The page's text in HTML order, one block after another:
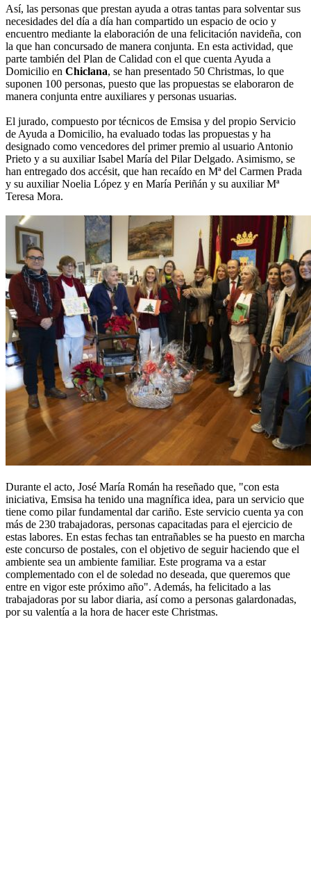
Así, las personas que prestan ayuda a otras tantas para solventar sus
necesidades del día a día han compartido un espacio de ocio y
encuentro mediante la elaboración de una felicitación navideña, con
la que han concursado de manera conjunta. En esta actividad, que
parte también del Plan de Calidad con el que cuenta Ayuda a
Domicilio en Chiclana, se han presentado 50 Christmas, lo que
suponen 100 personas, puesto que las propuestas se elaboraron de
manera conjunta entre auxiliares y personas usuarias.
El jurado, compuesto por técnicos de Emsisa y del propio Servicio
de Ayuda a Domicilio, ha evaluado todas las propuestas y ha
designado como vencedores del primer premio al usuario Antonio
Prieto y a su auxiliar Isabel María del Pilar Delgado. Asimismo, se
han entregado dos accésit, que han recaído en Mª del Carmen Prada
y su auxiliar Noelia López y en María Periñán y su auxiliar Mª
Teresa Mora.
Durante el acto, José María Román ha reseñado que, "con esta
iniciativa, Emsisa ha tenido una magnífica idea, para un servicio que
tiene como pilar fundamental dar cariño. Este servicio cuenta ya con
más de 230 trabajadoras, personas capacitadas para el ejercicio de
estas labores. En estas fechas tan entrañables se ha puesto en marcha
este concurso de postales, con el objetivo de seguir haciendo que el
ambiente sea un ambiente familiar. Este programa va a estar
complementado con el de soledad no deseada, que queremos que
entre en vigor este próximo año". Además, ha felicitado a las
trabajadoras por su labor diaria, así como a personas galardonadas,
por su valentía a la hora de hacer este Christmas.